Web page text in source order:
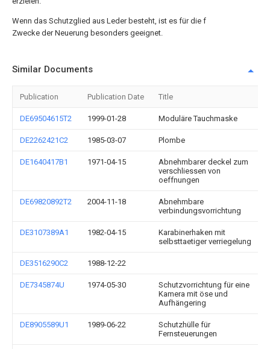
Wenn das Schutzglied aus Leder besteht, ist es für die f
Zwecke der Neuerung besonders geeignet.
Similar Documents
Publication Publication Date Title
DE69504615T2 1999-01-28 Moduläre Tauchmaske
DE2262421C2 1985-03-07 Plombe
DE1640417B1 1971-04-15
Abnehmbarer deckel zum
verschliessen von
oeffnungen
DE69820892T2 2004-11-18
Abnehmbare
verbindungsvorrichtung
DE3107389A1 1982-04-15
Karabinerhaken mit
selbsttaetiger verriegelung
DE3516290C2 1988-12-22
DE7345874U 1974-05-30
Schutzvorrichtung für eine
Kamera mit öse und
Aufhängering
DE8905589U1 1989-06-22
Schutzhülle für
Fernsteuerungen